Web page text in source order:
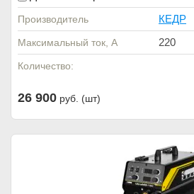
Производитель КЕДР
Максимальный ток, А 220
Количество:
26 900 руб. (шт)